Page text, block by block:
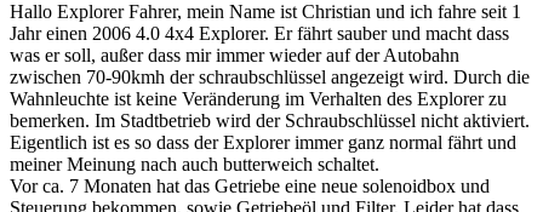
Hallo Explorer Fahrer, mein Name ist Christian und ich fahre seit 1
Jahr einen 2006 4.0 4x4 Explorer. Er fährt sauber und macht dass
was er soll, außer dass mir immer wieder auf der Autobahn
zwischen 70-90kmh der schraubschlüssel angezeigt wird. Durch die
Wahnleuchte ist keine Veränderung im Verhalten des Explorer zu
bemerken. Im Stadtbetrieb wird der Schraubschlüssel nicht aktiviert.
Eigentlich ist es so dass der Explorer immer ganz normal fährt und
meiner Meinung nach auch butterweich schaltet.
Vor ca. 7 Monaten hat das Getriebe eine neue solenoidbox und